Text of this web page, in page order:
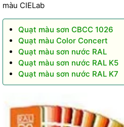
màu CIELab
Quạt màu sơn CBCC 1026
Quạt màu Color Concert
Quạt màu sơn nước RAL
Quạt màu sơn nước RAL K5
Quạt màu sơn nước RAL K7